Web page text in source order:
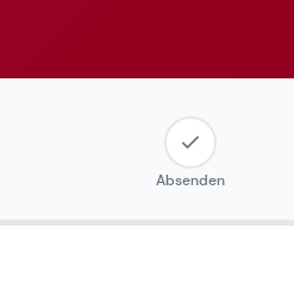
Absenden